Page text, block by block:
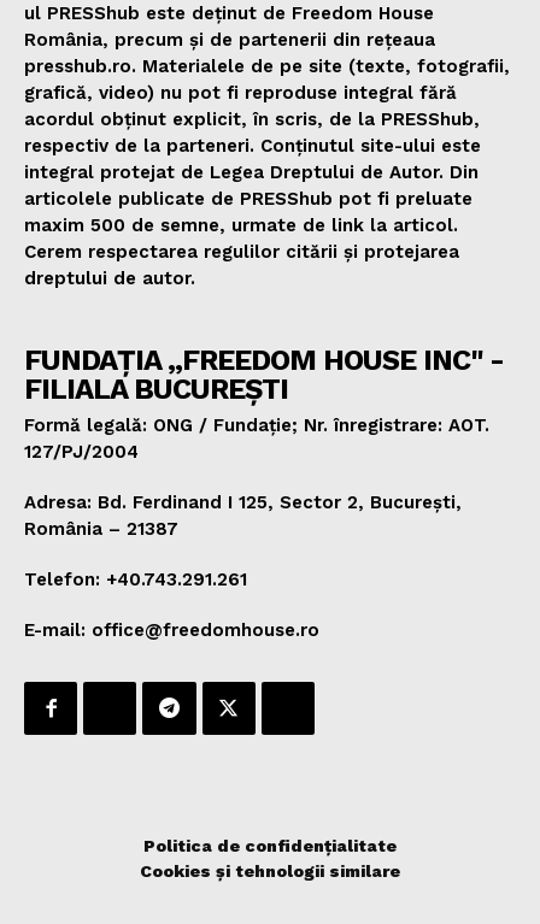
ul PRESShub este deținut de Freedom House
România, precum și de partenerii din rețeaua
presshub.ro. Materialele de pe site (texte, fotografii,
grafică, video) nu pot fi reproduse integral fără
acordul obținut explicit, în scris, de la PRESShub,
respectiv de la parteneri. Conținutul site-ului este
integral protejat de Legea Dreptului de Autor. Din
articolele publicate de PRESShub pot fi preluate
maxim 500 de semne, urmate de link la articol.
Cerem respectarea regulilor citării și protejarea
dreptului de autor.
FUNDAȚIA „FREEDOM HOUSE INC" -
FILIALA BUCUREȘTI
Formă legală: ONG / Fundație; Nr. înregistrare: AOT.
127/PJ/2004
Adresa: Bd. Ferdinand I 125, Sector 2, București,
România – 21387
Telefon: +40.743.291.261
E-mail: office@freedomhouse.ro
Politica de confidențialitate
Cookies și tehnologii similare